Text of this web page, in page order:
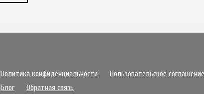
Политика конфиденциальности Пользовательское соглашение
Блог
Обратная связь